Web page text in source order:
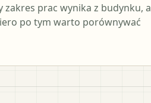
zakres prac wynika z budynku, a
po tym warto porównywać